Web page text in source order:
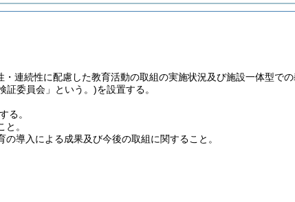
連続性に配慮した教育活動の取組の実施状況及び施設一体型で
証委員会」という。)を設置する。
る。
。
導入による成果及び今後の取組に関すること。